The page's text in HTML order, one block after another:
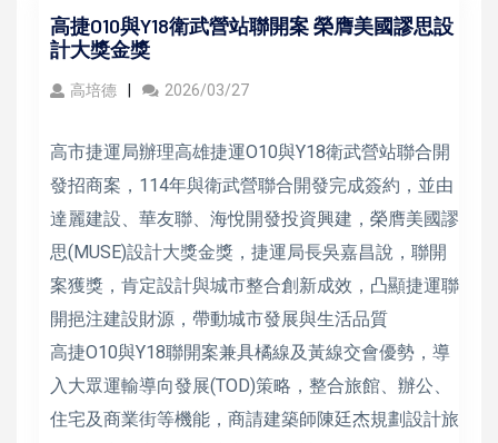
高捷O10與Y18衛武營站聯開案 榮膺美國謬思設
計大獎金獎
高培德 2026/03/27
高市捷運局辦理高雄捷運O10與Y18衛武營站聯合開
發招商案，114年與衛武營聯合開發完成簽約，並由
達麗建設、華友聯、海悅開發投資興建，榮膺美國謬
思(MUSE)設計大獎金獎，捷運局長吳嘉昌說，聯開
案獲獎，肯定設計與城市整合創新成效，凸顯捷運聯
開挹注建設財源，帶動城市發展與生活品質
高捷O10與Y18聯開案兼具橘線及黃線交會優勢，導
入大眾運輸導向發展(TOD)策略，整合旅館、辦公、
住宅及商業街等機能，商請建築師陳廷杰規劃設計旅